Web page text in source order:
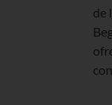
de